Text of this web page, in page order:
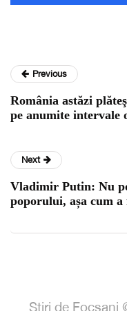
Previous
România astăzi
pe anumite intervale
Next
Vladimir Putin: Nu
poporului, așa cum
Stiri de Focsani